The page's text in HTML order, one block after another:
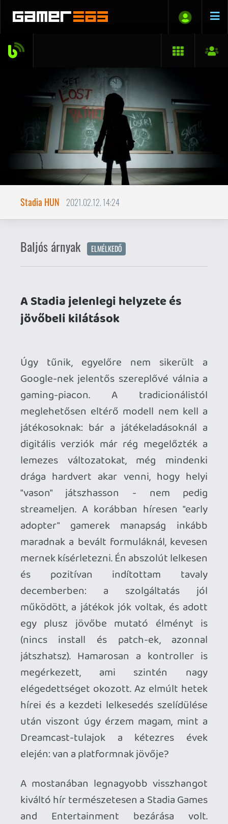
Stadia HUN 2021.02.12. 14:24
Baljós árnyak
jövőbeli kilátások
gaming-piacon. A tradicionálistól
meglehetősen eltérő modell nem kell a
játékosoknak: bár a játékeladásoknál a
drága hardvert akar venni, hogy helyi
"vason" játszhasson - nem pedig
streameljen. A korábban híresen "early
adopter" gamerek manapság inkább
maradnak a bevált formuláknál, kevesen
mernek kísérletezni. Én abszolút lelkesen
és pozitívan indítottam tavaly
decemberben: a szolgáltatás jól
működött, a játékok jók voltak, és adott
egy plusz jövőbe mutató élményt is
(nincs install és patch-ek, azonnal
játszhatsz). Hamarosan a kontroller is
megérkezett, ami szintén nagy
elégedettséget okozott. Az elmúlt hetek
hírei és a kezdeti lelkesedés szelídülése
után viszont úgy érzem magam, mint a
Dreamcast-tulajok a kétezres évek
elején: van a platformnak jövője?
A mostanában legnagyobb visszhangot
kiváltó hír természetesen a Stadia Games
and Entertainment bezárása volt.
Többféleképp lehet értelmezni ezt az
eseményt. Egy gaming platformnak (már
csak presztízs okokból is) szüksége van
first party fejlesztőkre, játékokra. Ahogy
a Google leigazolt nagy neveket és
elkezdett fejlesztőcsapatokat vásárolni,
logikus lépés volt - de azt badarság volt
gondolni, hogy ezek a csapatok ki tudnak
jönni egy "killer app"-pel, ami húzócím
lehet, és bevonzza a játékosokat. Még
kevésbé érthető, hogy nem voltak
felszámolták az egész divíziót. Elhiszem,
hogy több száz alkalmazott csak viszi a
pénzt, de azért nem lett volna olyan
szörnyűség fenntartani őket. Ez a